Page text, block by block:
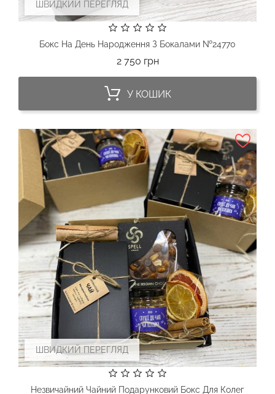
ШВИДКИЙ ПЕРЕГЛЯД
Бокс На День Народження З Бокалами №24770
2 750 грнЦіна
У КОШИК
ШВИДКИЙ ПЕРЕГЛЯД
Незвичайний Чайний Подарунковий Бокс Для Колег